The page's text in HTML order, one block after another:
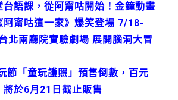
台語課，從阿甯咕開始！金鐘動畫
阿甯咕這一家》爆笑登場 7/18-
北兩廳院實驗劇場 展開腦洞大冒
節「童玩護照」預售倒數，百元
將於6月21日截止販售